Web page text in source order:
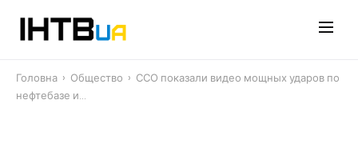
Головна › Общество › ССО показали видео мощных ударов по
нефтебазе и…